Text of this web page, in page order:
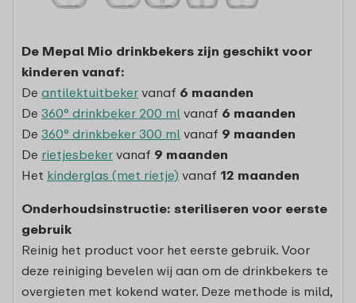
De Mepal Mio drinkbekers zijn geschikt voor
kinderen vanaf:
De antilektuitbeker vanaf 6 maanden
De 360° drinkbeker 200 ml vanaf 6 maanden
De 360° drinkbeker 300 ml vanaf 9 maanden
De rietjesbeker vanaf 9 maanden
Het kinderglas (met rietje) vanaf 12 maanden
Onderhoudsinstructie: steriliseren voor eerste
gebruik
Reinig het product voor het eerste gebruik. Voor
deze reiniging bevelen wij aan om de drinkbekers te
overgieten met kokend water. Deze methode is mild,